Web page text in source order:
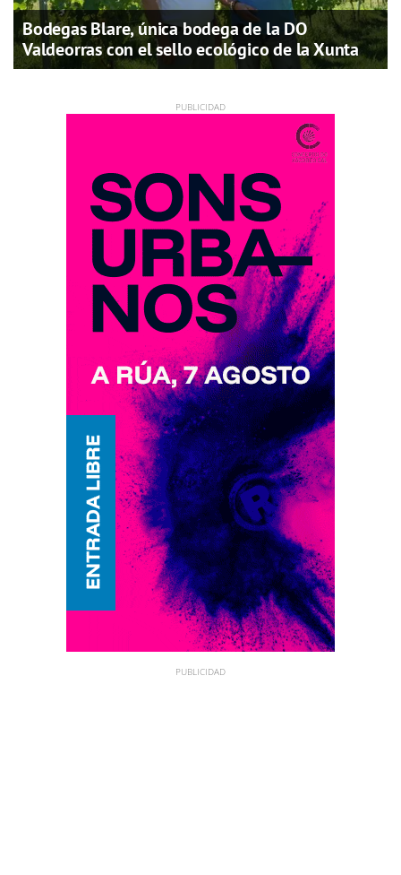
Bodegas Blare, única bodega de la DO
Valdeorras con el sello ecológico de la Xunta